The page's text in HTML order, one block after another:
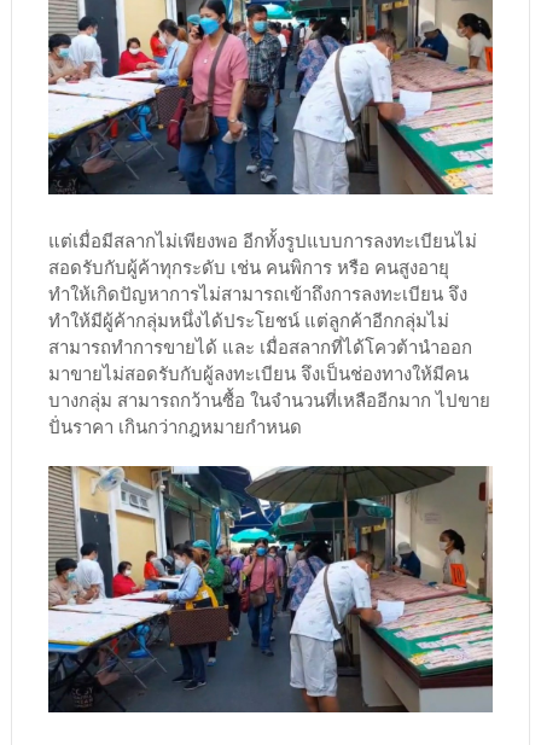
แต่เมื่อมีสลากไม่เพียงพอ อีกทั้งรูปแบบการลงทะเบียนไม่
สอดรับกับผู้ค้าทุกระดับ เช่น คนพิการ หรือ คนสูงอายุ
ทำให้เกิดปัญหาการไม่สามารถเข้าถึงการลงทะเบียน จึง
ทำให้มีผู้ค้ากลุ่มหนึ่งได้ประโยชน์ แต่ลูกค้าอีกกลุ่มไม่
สามารถทำการขายได้ และ เมื่อสลากที่ได้โควต้านำออก
มาขายไม่สอดรับกับผู้ลงทะเบียน จึงเป็นช่องทางให้มีคน
บางกลุ่ม สามารถกว้านซื้อ ในจำนวนที่เหลืออีกมาก ไปขาย
ปั่นราคา เกินกว่ากฎหมายกำหนด